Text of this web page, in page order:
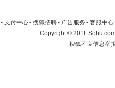
- 支付中心 - 搜狐招聘 - 广告服务 - 客服中心
Copyright©2018
搜狐不良信息举